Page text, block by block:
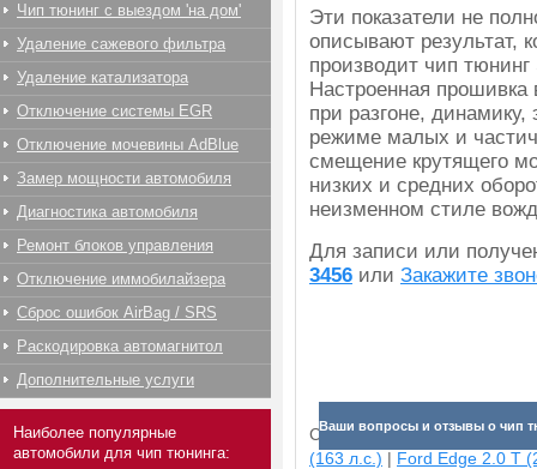
Эти показатели не
описывают результат,
производит чип
Настроенная прошивка
при разгоне, динамику,
режиме малых и
смещение крутящего
низких и средних
неизменном стиле
Для записи или
3456 или Закажите
Ваши вопросы и отзывы о чип
Смотрите прибавки для
(163 л.с.) | Ford Edge 2.0 T
Чип тюнинг с выездом 'на дом'
Удаление сажевого фильтра
Удаление катализатора
Отключение системы EGR
Отключение мочевины AdBlue
Замер мощности автомобиля
Диагностика автомобиля
Ремонт блоков управления
Отключение иммобилайзера
Сброс ошибок AirBag / SRS
Раскодировка автомагнитол
Дополнительные услуги
Наиболее популярные
автомобили для чип тюнинга: